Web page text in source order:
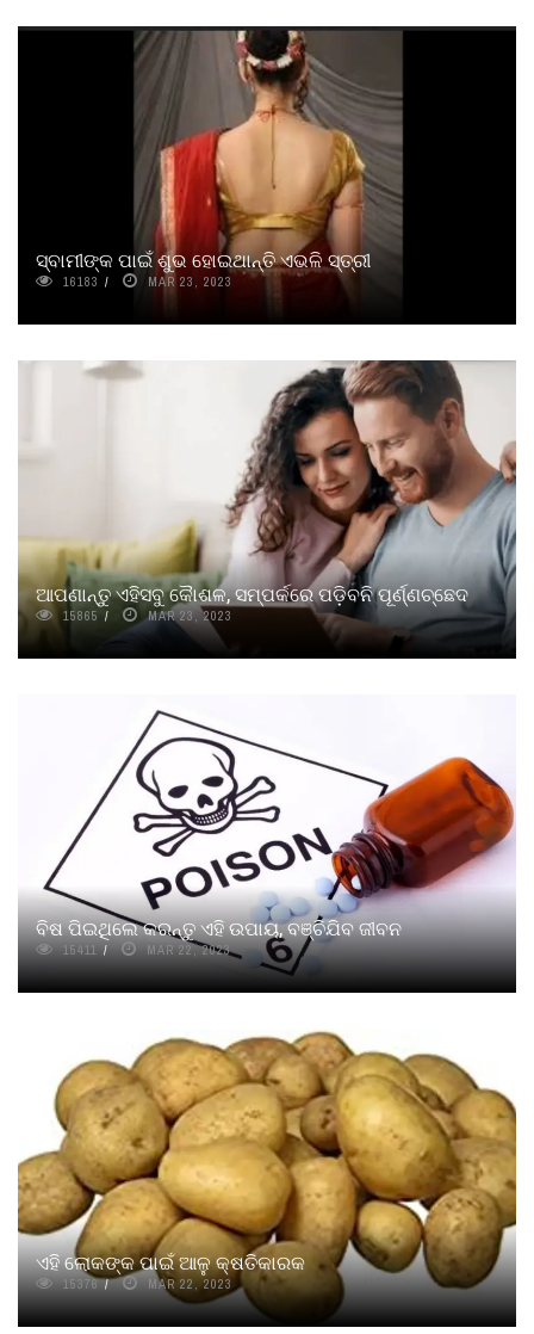
ସ୍ବାମୀଙ୍କ ପାଇଁ ଶୁଭ ହୋଇଥାନ୍ତି ଏଭଳି ସ୍ତ୍ରୀ
16183 MAR 23, 2023
ଆପଣାନ୍ତୁ ଏହିସବୁ କୈାଶଳ, ସମ୍ପର୍କରେ ପଡ଼ିବନି ପୂର୍ଣ୍ଣଚ୍ଛେଦ
15865 MAR 23, 2023
ବିଷ ପିଇଥିଲେ କରନ୍ତୁ ଏହି ଉପାୟ, ବଞ୍ଚିଯିବ ଜୀବନ
15411 MAR 22, 2023
ଏହି ଲୋକଙ୍କ ପାଇଁ ଆଳୁ କ୍ଷତିକାରକ
15376 MAR 22, 2023